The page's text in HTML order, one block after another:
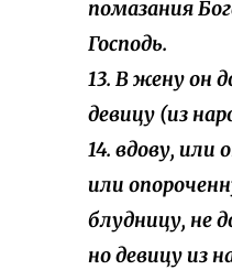
помазания
Господь.
13. В жену он
девицу (из
14. вдову,
или
блудницу, не
но девицу из